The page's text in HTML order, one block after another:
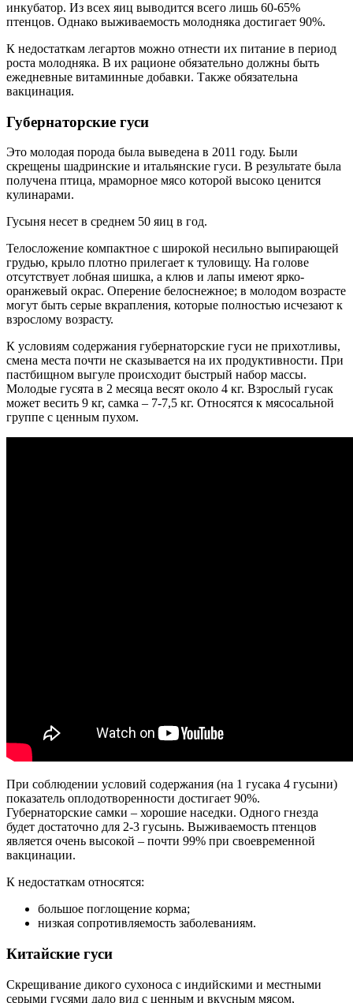
инкубатор. Из всех яиц выводится всего лишь 60-65%
птенцов. Однако выживаемость молодняка достигает 90%.
К недостаткам легартов можно отнести их питание в период
роста молодняка. В их рационе обязательно должны быть
ежедневные витаминные добавки. Также обязательна
вакцинация.
Губернаторские гуси
Это молодая порода была выведена в 2011 году. Были
скрещены шадринские и итальянские гуси. В результате была
получена птица, мраморное мясо которой высоко ценится
кулинарами.
Гусыня несет в среднем 50 яиц в год.
Телосложение компактное с широкой несильно выпирающей
грудью, крыло плотно прилегает к туловищу. На голове
отсутствует лобная шишка, а клюв и лапы имеют ярко-
оранжевый окрас. Оперение белоснежное; в молодом возрасте
могут быть серые вкрапления, которые полностью исчезают к
взрослому возрасту.
К условиям содержания губернаторские гуси не прихотливы,
смена места почти не сказывается на их продуктивности. При
пастбищном выгуле происходит быстрый набор массы.
Молодые гусята в 2 месяца весят около 4 кг. Взрослый гусак
может весить 9 кг, самка – 7-7,5 кг. Относятся к мясосальной
группе с ценным пухом.
При соблюдении условий содержания (на 1 гусака 4 гусыни)
показатель оплодотворенности достигает 90%.
Губернаторские самки – хорошие наседки. Одного гнезда
будет достаточно для 2-3 гусынь. Выживаемость птенцов
является очень высокой – почти 99% при своевременной
вакцинации.
К недостаткам относятся:
большое поглощение корма;
низкая сопротивляемость заболеваниям.
Китайские гуси
Скрещивание дикого сухоноса с индийскими и местными
серыми гусями дало вид с ценным и вкусным мясом,